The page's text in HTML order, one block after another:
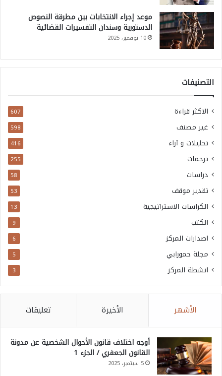
موعد إجراء الانتخابات بين مطرقة النصوص
الدستورية وسندان التفسيرات القضائية
10 نوفمبر، 2025
التصنيفات
الاكثر قراءة 607
غير مصنف 598
تحليلات و آراء 416
ترجمات 255
دراسات 58
تقدير موقف 53
الكراسات الاستراتيجية 13
الكتب 9
اصدارات المركز 6
مجلة حمورابي 5
انشطة المركز 3
الأشهر الأخيرة تعليقات
أوجه اختلاف قانون الأحوال الشخصية عن مدونة
القانون الجعفري / الجزء 1
5 سبتمبر، 2025